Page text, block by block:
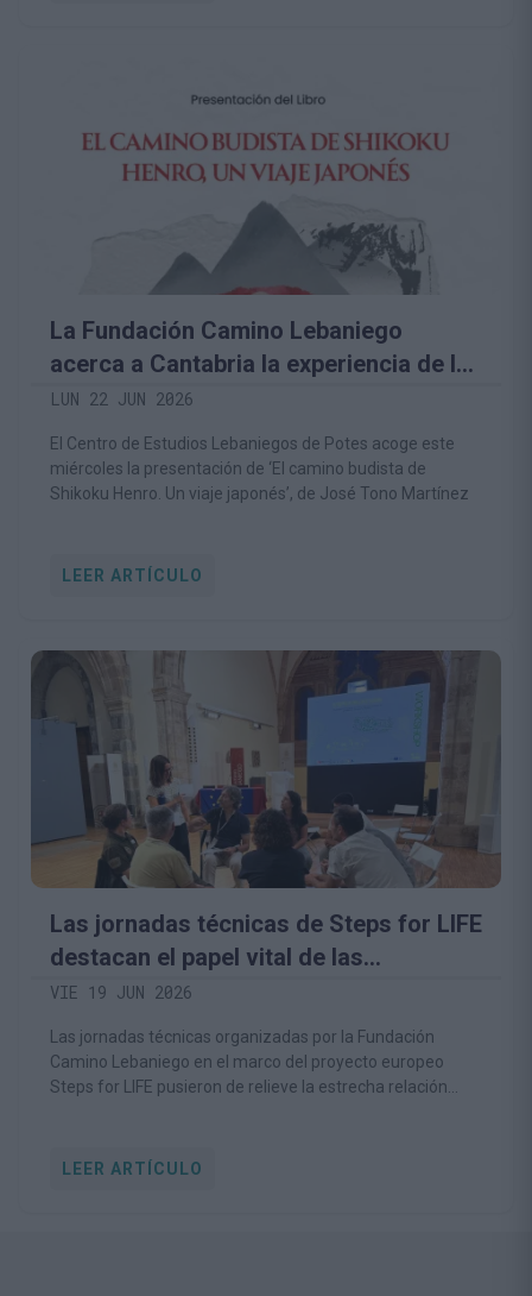
La Fundación Camino Lebaniego
acerca a Cantabria la experiencia de la
gran peregrinación budista de Japón
LUN 22 JUN 2026
El Centro de Estudios Lebaniegos de Potes acoge este
miércoles la presentación de ‘El camino budista de
Shikoku Henro. Un viaje japonés’, de José Tono Martínez
LEER ARTÍCULO
Las jornadas técnicas de Steps for LIFE
destacan el papel vital de las
comunidades rurales en la
conservación del medio natural
VIE 19 JUN 2026
Las jornadas técnicas organizadas por la Fundación
Camino Lebaniego en el marco del proyecto europeo
Steps for LIFE pusieron de relieve la estrecha relación
LEER ARTÍCULO